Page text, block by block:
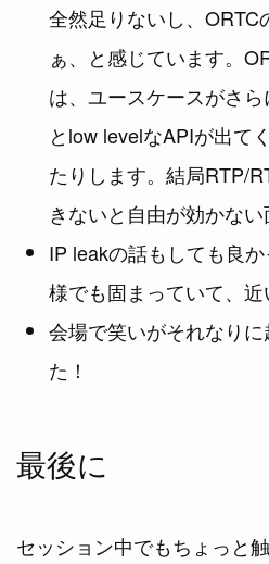
全然足りないし、ORTC
ぁ、と感じています。
は、ユースケースがさ
とlow levelなAPIが出て
たりします。結局RTP/
きないと自由が効かない
IP leakの話もしても良
様でも固まっていて、近
会場で笑いがそれなり
た！
最後に
セッション中でもちょっと